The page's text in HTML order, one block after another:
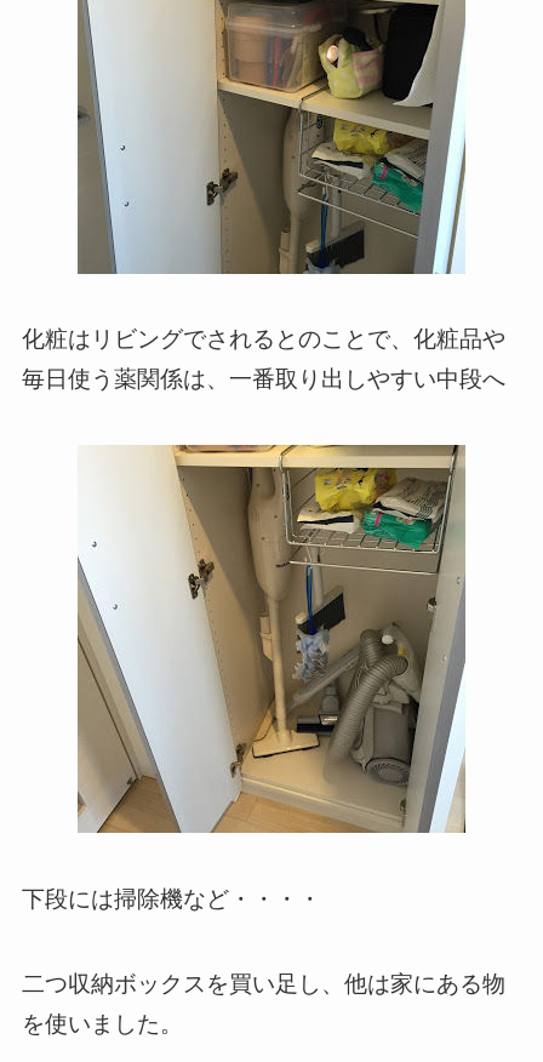
化粧はリビングでされるとのことで、化粧品や
毎日使う薬関係は、一番取り出しやすい中段へ
下段には掃除機など・・・・
二つ収納ボックスを買い足し、他は家にある物
を使いました。